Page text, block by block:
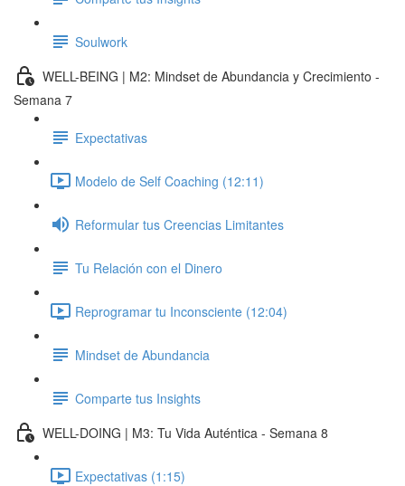
Soulwork
WELL-BEING | M2: Mindset de Abundancia y Crecimiento -
Semana 7
Expectativas
Modelo de Self Coaching (12:11)
Reformular tus Creencias Limitantes
Tu Relación con el Dinero
Reprogramar tu Inconsciente (12:04)
Mindset de Abundancia
Comparte tus Insights
WELL-DOING | M3: Tu Vida Auténtica - Semana 8
Expectativas (1:15)